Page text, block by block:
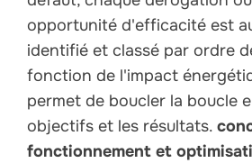
opportunité d'efficacité est
identifié et classé par ordre
fonction de l'impact
permet de boucler la boucle
objectifs et les résultats.
fonctionnement et